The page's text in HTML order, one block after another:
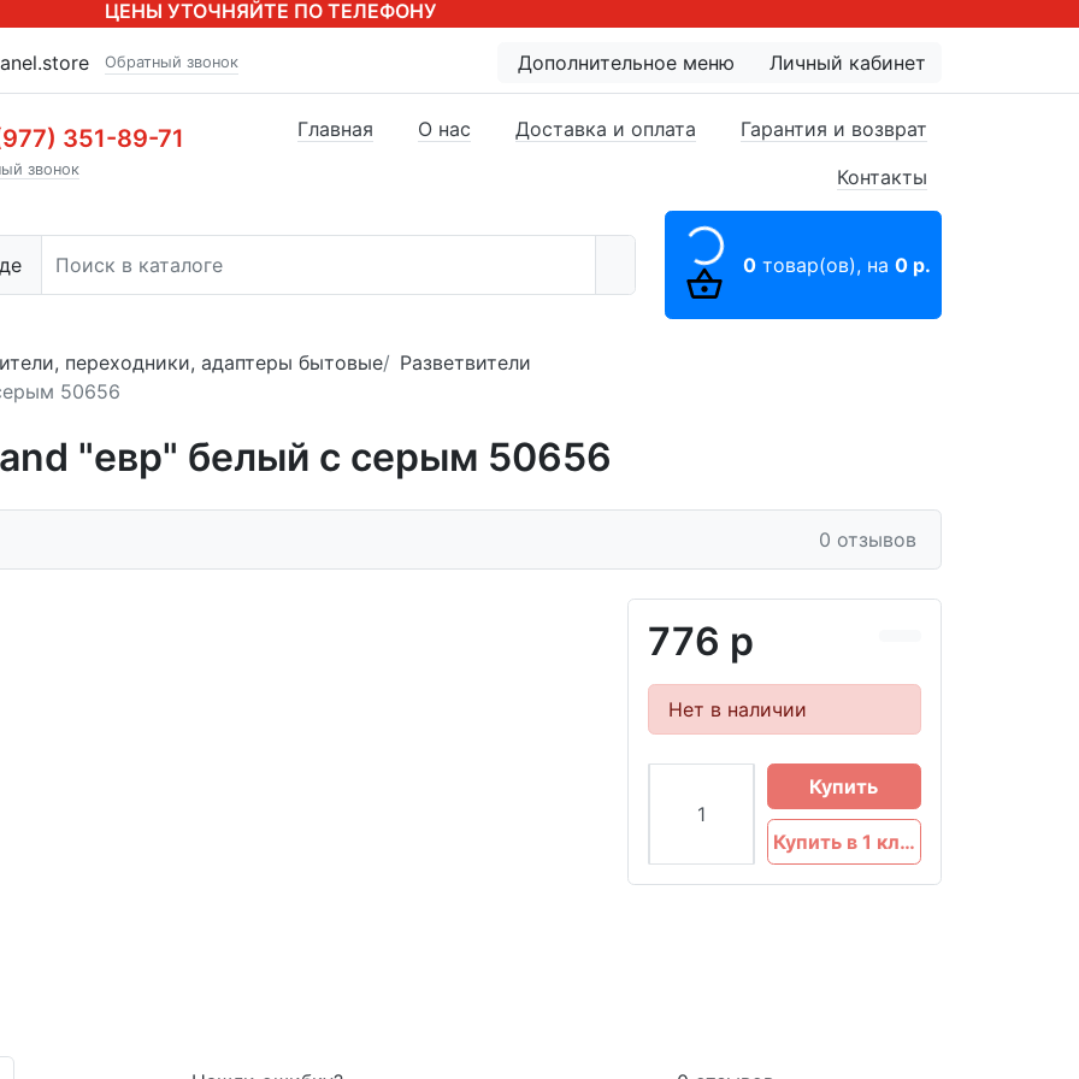
ЦЕНЫ УТОЧНЯЙТЕ ПО ТЕЛЕФОНУ
Обратный звонок Дополнительное меню Личный кабинет
351-89-71
звонок
Главная О нас Доставка и оплата
Гарантия и возврат
Контакты
0 товар(ов), на 0 р.
переходники, адаптеры бытовые
Разветвители
50656
"евр" белый с серым 50656
0 отзывов
776 р
Нет в наличии
Купить
Купить в 1 клик